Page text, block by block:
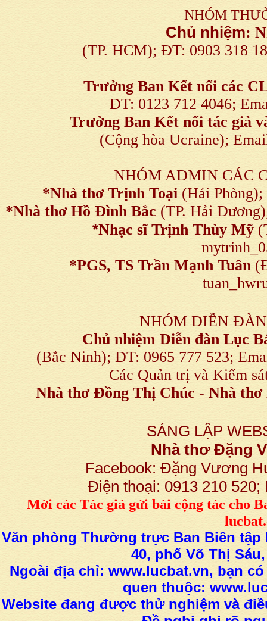
NHÓM
Chủ nhiệm:
(TP. HCM); ĐT: 0903 318
Trưởng Ban Kết nối các
ĐT: 0123 712 4046;
Trưởng Ban Kết nối tác giả
(Cộng hòa Ucraine);
NHÓM ADMIN CÁC
*Nhà thơ Trịnh Toại (Hải
*Nhà thơ Hồ Đình Bắc (TP. Hải
*Nhạc sĩ Trịnh Thùy Mỹ
*PGS, TS Trần Mạnh Tuân
NHÓM DIỄN
Chủ nhiệm Diễn đàn Lục
(Bắc Ninh); ĐT: 0965 777 523;
Các Quản trị và Kiểm
Nhà thơ Đồng Thị Chúc - Nhà thơ
SÁNG LẬP
Nhà thơ Đặng
Facebook: Đặng Vương
Điện thoại: 0913 210
Mời các Tác giả gửi bàicộng tác cho
Văn phòng Thường trực Ban Biên tập
40, phố Võ Thị
Ngoài địa chỉ: www.lucbat.vn, bạn
quen thuộc:
Website đang được thử nghiệm và